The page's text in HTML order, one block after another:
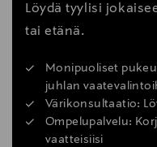
Löydä tyylisi
tai etänä.
Monipuoliset
juhlan
Värikonsultaatio:
Ompelupalvelu:
vaatteisiisi